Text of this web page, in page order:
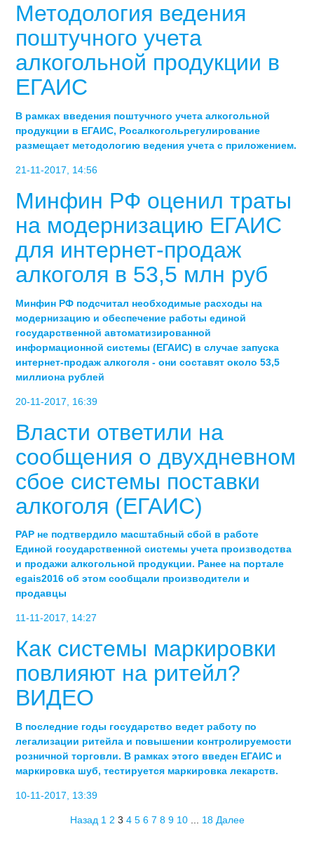
Методология ведения
поштучного учета
алкогольной продукции в
ЕГАИС
В рамках введения поштучного учета алкогольной
продукции в ЕГАИС, Росалкогольрегулирование
размещает методологию ведения учета с приложением.
21-11-2017, 14:56
Минфин РФ оценил траты
на модернизацию ЕГАИС
для интернет-продаж
алкоголя в 53,5 млн руб
Минфин РФ подсчитал необходимые расходы на
модернизацию и обеспечение работы единой
государственной автоматизированной
информационной системы (ЕГАИС) в случае запуска
интернет-продаж алкоголя - они составят около 53,5
миллиона рублей
20-11-2017, 16:39
Власти ответили на
сообщения о двухдневном
сбое системы поставки
алкоголя (ЕГАИС)
РАР не подтвердило масштабный сбой в работе
Единой государственной системы учета производства
и продажи алкогольной продукции. Ранее на портале
egais2016 об этом сообщали производители и
продавцы
11-11-2017, 14:27
Как системы маркировки
повлияют на ритейл?
ВИДЕО
В последние годы государство ведет работу по
легализации ритейла и повышении контролируемости
розничной торговли. В рамках этого введен ЕГАИС и
маркировка шуб, тестируется маркировка лекарств.
10-11-2017, 13:39
Назад 1 2 3 4 5 6 7 8 9 10 18 Далее